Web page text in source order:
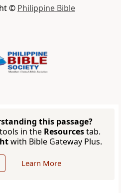
© Philippine Bible
this passage?
in the Resourcestab.
with Bible Gateway Plus.
Learn More